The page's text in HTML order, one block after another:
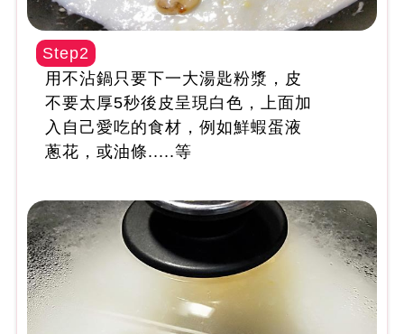
Step2
用不沾鍋只要下一大湯匙粉漿，皮
不要太厚5秒後皮呈現白色，上面加
入自己愛吃的食材，例如鮮蝦蛋液
蔥花，或油條.....等